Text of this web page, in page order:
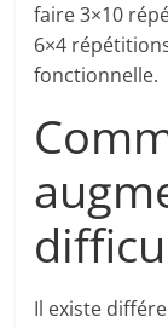
faire 3×10
6×4
fonctionnelle.
Il existe